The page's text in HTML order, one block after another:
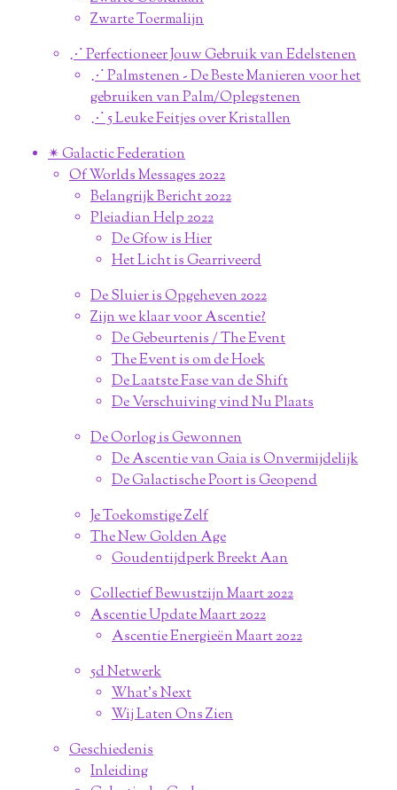
Zwarte Toermalijn
⋰ Perfectioneer Jouw Gebruik van Edelstenen
⋰ Palmstenen - De Beste Manieren voor het
gebruiken van Palm/Oplegstenen
⋰ 5 Leuke Feitjes over Kristallen
✴︎ Galactic Federation
Of Worlds Messages 2022
Belangrijk Bericht 2022
Pleiadian Help 2022
De Gfow is Hier
Het Licht is Gearriveerd
De Sluier is Opgeheven 2022
Zijn we klaar voor Ascentie?
De Gebeurtenis / The Event
The Event is om de Hoek
De Laatste Fase van de Shift
De Verschuiving vind Nu Plaats
De Oorlog is Gewonnen
De Ascentie van Gaia is Onvermijdelijk
De Galactische Poort is Geopend
Je Toekomstige Zelf
The New Golden Age
Goudentijdperk Breekt Aan
Collectief Bewustzijn Maart 2022
Ascentie Update Maart 2022
Ascentie Energieën Maart 2022
5d Netwerk
What's Next
Wij Laten Ons Zien
Geschiedenis
Inleiding